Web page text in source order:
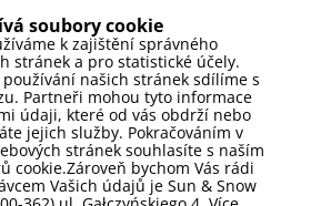
se v jezeře
cyklotrasách
vzduchu v houpací síti nebo
Přihlášení od 16:00,
soubory cookie
k zajištění správného
stránek a pro statistické účely.
našich stránek sdílíme s
Partneři mohou tyto informace
údaji, které od vás obdrží nebo
jejich služby. Pokračováním v
stránek souhlasíte s naším
cookie.Zároveň bychom Vás rádi
Vašich údajů je Sun & Snow